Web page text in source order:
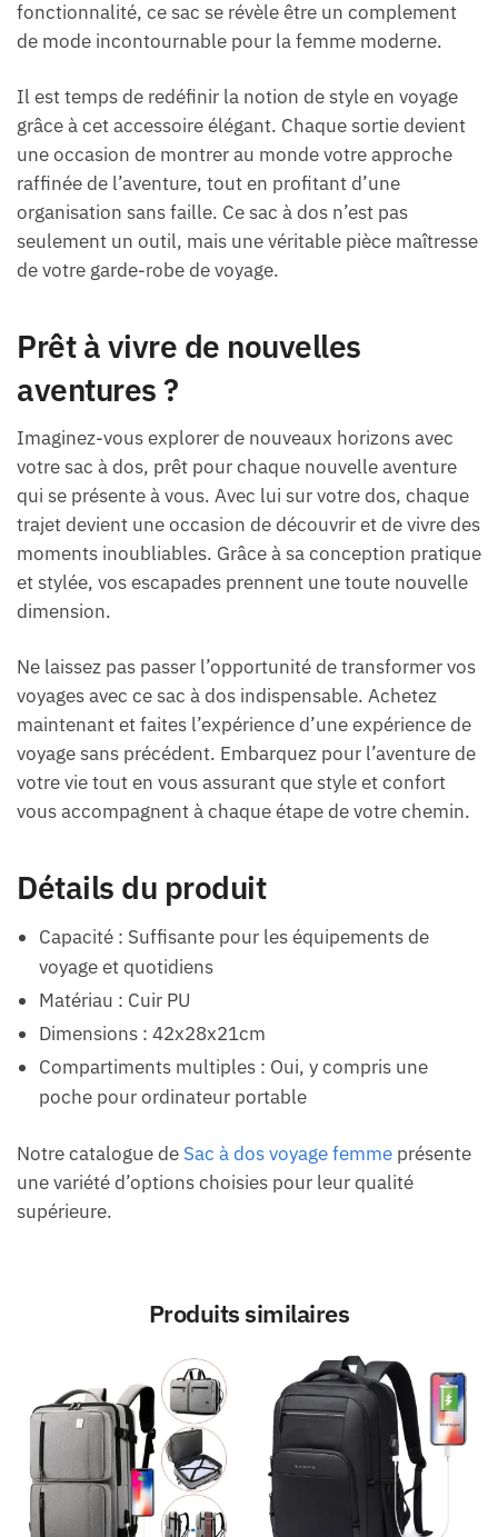
fonctionnalité, ce sac se révèle être un complement
de mode incontournable pour la femme moderne.
Il est temps de redéfinir la notion de style en voyage
grâce à cet accessoire élégant. Chaque sortie devient
une occasion de montrer au monde votre approche
raffinée de l’aventure, tout en profitant d’une
organisation sans faille. Ce sac à dos n’est pas
seulement un outil, mais une véritable pièce maîtresse
de votre garde-robe de voyage.
Prêt à vivre de nouvelles
aventures ?
Imaginez-vous explorer de nouveaux horizons avec
votre sac à dos, prêt pour chaque nouvelle aventure
qui se présente à vous. Avec lui sur votre dos, chaque
trajet devient une occasion de découvrir et de vivre des
moments inoubliables. Grâce à sa conception pratique
et stylée, vos escapades prennent une toute nouvelle
dimension.
Ne laissez pas passer l’opportunité de transformer vos
voyages avec ce sac à dos indispensable. Achetez
maintenant et faites l’expérience d’une expérience de
voyage sans précédent. Embarquez pour l’aventure de
votre vie tout en vous assurant que style et confort
vous accompagnent à chaque étape de votre chemin.
Détails du produit
Capacité : Suffisante pour les équipements de
voyage et quotidiens
Matériau : Cuir PU
Dimensions : 42x28x21cm
Compartiments multiples : Oui, y compris une
poche pour ordinateur portable
Notre catalogue de Sac à dos voyage femme présente
une variété d’options choisies pour leur qualité
supérieure.
Produits similaires